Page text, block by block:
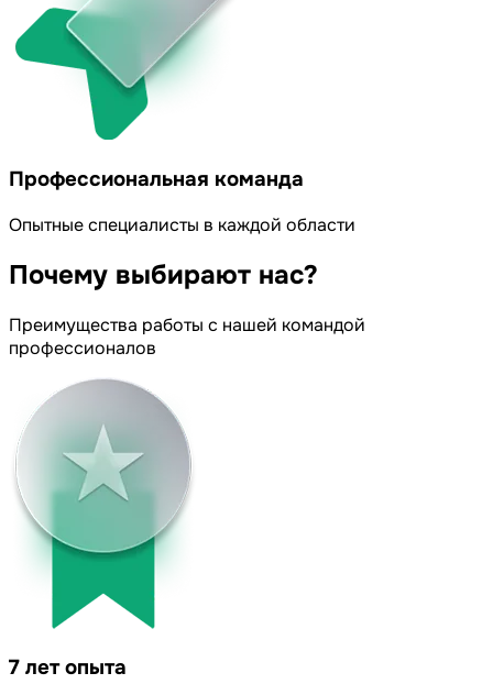
Профессиональная команда
Опытные специалисты в каждой области
Почему выбирают нас?
Преимущества работы с нашей командой
профессионалов
7 лет опыта